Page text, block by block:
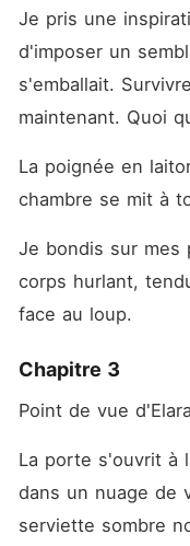
Je pris une
d'imposer un
s'emballait.
maintenant. Quoi
La poignée en
chambre se mit à
Je bondis sur mes
corps hurlant,
face au loup.
Chapitre 3
Point de vue
La porte s'ouvrit à
dans un nuage de
serviette sombre